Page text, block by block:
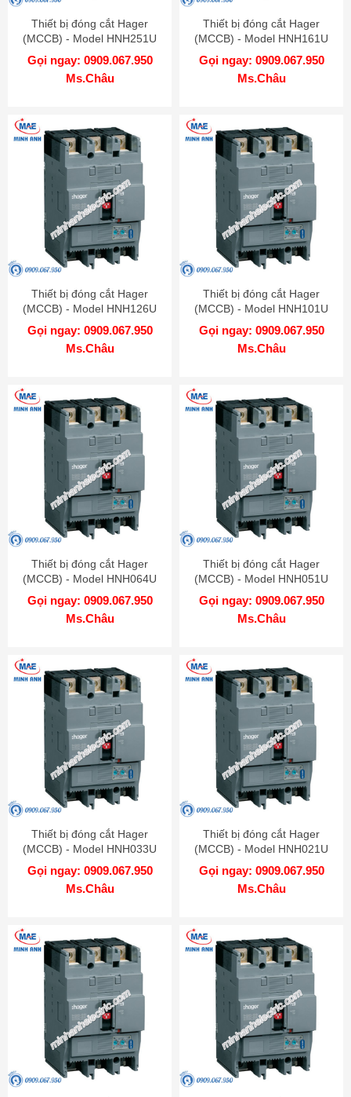
Thiết bị đóng cắt Hager
(MCCB) - Model HNH251U
Gọi ngay: 0909.067.950
Ms.Châu
Thiết bị đóng cắt Hager
(MCCB) - Model HNH161U
Gọi ngay: 0909.067.950
Ms.Châu
Thiết bị đóng cắt Hager
(MCCB) - Model HNH126U
Gọi ngay: 0909.067.950
Ms.Châu
Thiết bị đóng cắt Hager
(MCCB) - Model HNH101U
Gọi ngay: 0909.067.950
Ms.Châu
Thiết bị đóng cắt Hager
(MCCB) - Model HNH064U
Gọi ngay: 0909.067.950
Ms.Châu
Thiết bị đóng cắt Hager
(MCCB) - Model HNH051U
Gọi ngay: 0909.067.950
Ms.Châu
Thiết bị đóng cắt Hager
(MCCB) - Model HNH033U
Gọi ngay: 0909.067.950
Ms.Châu
Thiết bị đóng cắt Hager
(MCCB) - Model HNH021U
Gọi ngay: 0909.067.950
Ms.Châu